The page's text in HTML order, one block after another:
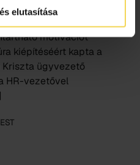
elutasítása
motivációt
kiépítéséért kapta a
Kriszta ügyvezető
HR-vezetővel